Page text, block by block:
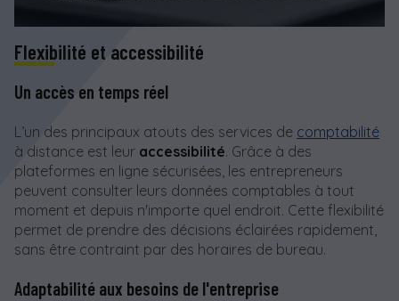
Flexibilité et accessibilité
Un accès en temps réel
L’un des principaux atouts des services de comptabilité
à distance est leur accessibilité. Grâce à des
plateformes en ligne sécurisées, les entrepreneurs
peuvent consulter leurs données comptables à tout
moment et depuis n'importe quel endroit. Cette flexibilité
permet de prendre des décisions éclairées rapidement,
sans être contraint par des horaires de bureau.
Adaptabilité aux besoins de l'entreprise